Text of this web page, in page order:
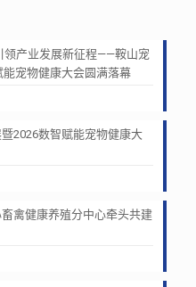
领产业发展新征程——鞍山宠
宠物健康大会圆满落幕
2026数智赋能宠物健康大
禽健康养殖分中心牵头共建